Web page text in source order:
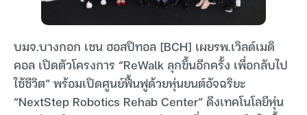
บมจ.บางกอก เชน ฮอสปิทอล [BCH] เผยรพ.เวิลด์เมดิ
คอล เปิดตัวโครงการ “ReWalk ลุกขึ้นอีกครั้ง เพื่อกลับไป
ใช้ชีวิต” พร้อมเปิดศูนย์ฟื้นฟูด้วยหุ่นยนต์อัจฉริยะ
“NextStep Robotics Rehab Center” ดึงเทคโนโลยีหุ่น